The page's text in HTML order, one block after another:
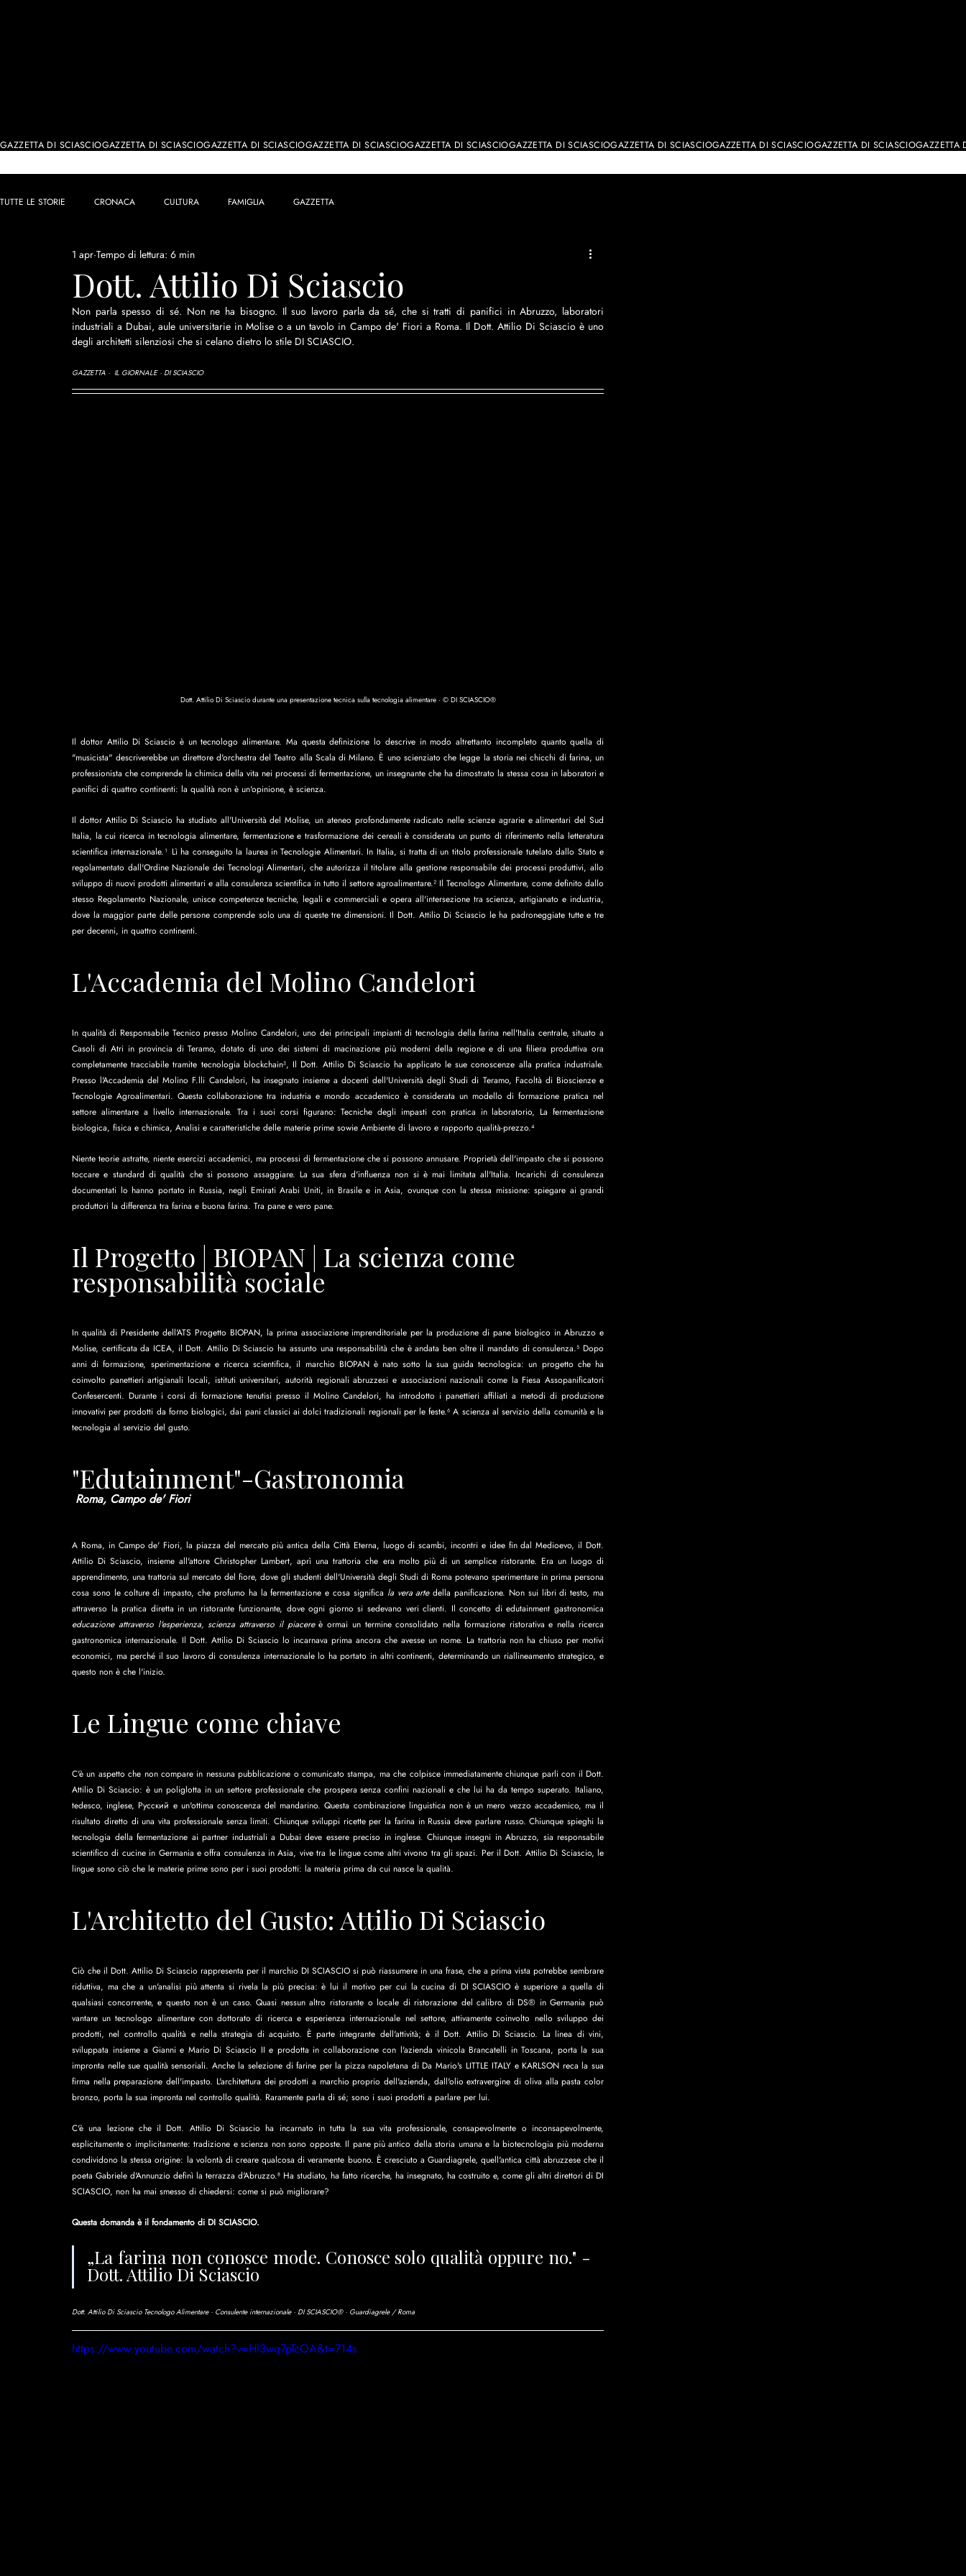
GAZZETTA DI SCIASCIO
TUTTE LE STORIE CRONACA CULTURA FAMIGLIA GAZZETTA
Dott. Attilio Di Sciascio
1 apr Tempo di lettura: 6 min
Non parla spesso di sé. Non ne ha bisogno. Il suo lavoro parla da sé, che si tratti di panifici in Abruzzo, laboratori
industriali a Dubai, aule universitarie in Molise o a un tavolo in Campo de' Fiori a Roma. Il Dott. Attilio Di Sciascio è uno
degli architetti silenziosi che si celano dietro lo stile DI SCIASCIO.
GAZZETTA ·  IL GIORNALE · DI SCIASCIO
Dott. Attilio Di Sciascio durante una presentazione tecnica sulla tecnologia alimentare · © DI SCIASCIO®
Il dottor Attilio Di Sciascio è un tecnologo alimentare. Ma questa definizione lo descrive in modo altrettanto incompleto quanto quella di
"musicista" descriverebbe un direttore d'orchestra del Teatro alla Scala di Milano. È uno scienziato che legge la storia nei chicchi di farina, un
professionista che comprende la chimica della vita nei processi di fermentazione, un insegnante che ha dimostrato la stessa cosa in laboratori e
panifici di quattro continenti: la qualità non è un'opinione, è scienza.
Il dottor Attilio Di Sciascio ha studiato all'Università del Molise, un ateneo profondamente radicato nelle scienze agrarie e alimentari del Sud
Italia, la cui ricerca in tecnologia alimentare, fermentazione e trasformazione dei cereali è considerata un punto di riferimento nella letteratura
scientifica internazionale.¹ Lì ha conseguito la laurea in Tecnologie Alimentari. In Italia, si tratta di un titolo professionale tutelato dallo Stato e
regolamentato dall'Ordine Nazionale dei Tecnologi Alimentari, che autorizza il titolare alla gestione responsabile dei processi produttivi, allo
sviluppo di nuovi prodotti alimentari e alla consulenza scientifica in tutto il settore agroalimentare.² Il Tecnologo Alimentare, come definito dallo
stesso Regolamento Nazionale, unisce competenze tecniche, legali e commerciali e opera all'intersezione tra scienza, artigianato e industria,
dove la maggior parte delle persone comprende solo una di queste tre dimensioni. Il Dott. Attilio Di Sciascio le ha padroneggiate tutte e tre
per decenni, in quattro continenti.
L'Accademia del Molino Candelori
In qualità di Responsabile Tecnico presso Molino Candelori, uno dei principali impianti di tecnologia della farina nell'Italia centrale, situato a
Casoli di Atri in provincia di Teramo, dotato di uno dei sistemi di macinazione più moderni della regione e di una filiera produttiva ora
completamente tracciabile tramite tecnologia blockchain³, Il Dott. Attilio Di Sciascio ha applicato le sue conoscenze alla pratica industriale.
Presso l'Accademia del Molino F.lli Candelori, ha insegnato insieme a docenti dell'Università degli Studi di Teramo, Facoltà di Bioscienze e
Tecnologie Agroalimentari. Questa collaborazione tra industria e mondo accademico è considerata un modello di formazione pratica nel
settore alimentare a livello internazionale. Tra i suoi corsi figurano: Tecniche degli impasti con pratica in laboratorio, La fermentazione
biologica, fisica e chimica, Analisi e caratteristiche delle materie prime sowie Ambiente di lavoro e rapporto qualità-prezzo.⁴
Niente teorie astratte, niente esercizi accademici, ma processi di fermentazione che si possono annusare. Proprietà dell'impasto che si possono
toccare e standard di qualità che si possono assaggiare. La sua sfera d'influenza non si è mai limitata all'Italia. Incarichi di consulenza
documentati lo hanno portato in Russia, negli Emirati Arabi Uniti, in Brasile e in Asia, ovunque con la stessa missione: spiegare ai grandi
produttori la differenza tra farina e buona farina. Tra pane e vero pane.
Il Progetto | BIOPAN | La scienza come
responsabilità sociale
In qualità di Presidente dell'ATS Progetto BIOPAN, la prima associazione imprenditoriale per la produzione di pane biologico in Abruzzo e
Molise, certificata da ICEA, il Dott. Attilio Di Sciascio ha assunto una responsabilità che è andata ben oltre il mandato di consulenza.⁵ Dopo
anni di formazione, sperimentazione e ricerca scientifica, il marchio BIOPAN è nato sotto la sua guida tecnologica: un progetto che ha
coinvolto panettieri artigianali locali, istituti universitari, autorità regionali abruzzesi e associazioni nazionali come la Fiesa Assopanificatori
Confesercenti. Durante i corsi di formazione tenutisi presso il Molino Candelori, ha introdotto i panettieri affiliati a metodi di produzione
innovativi per prodotti da forno biologici, dai pani classici ai dolci tradizionali regionali per le feste.⁶ A scienza al servizio della comunità e la
tecnologia al servizio del gusto.
"Edutainment"-Gastronomia
Roma, Campo de' Fiori
A Roma, in Campo de' Fiori, la piazza del mercato più antica della Città Eterna, luogo di scambi, incontri e idee fin dal Medioevo, il Dott.
Attilio Di Sciascio, insieme all'attore Christopher Lambert, aprì una trattoria che era molto più di un semplice ristorante. Era un luogo di
apprendimento, una trattoria sul mercato del fiore, dove gli studenti dell'Università degli Studi di Roma potevano sperimentare in prima persona
cosa sono le colture di impasto, che profumo ha la fermentazione e cosa significa la vera arte della panificazione. Non sui libri di testo, ma
educazione attraverso l'esperienza, scienza attraverso il piacere è ormai un termine consolidato nella formazione ristorativa e nella ricerca
gastronomica internazionale. Il Dott. Attilio Di Sciascio lo incarnava prima ancora che avesse un nome. La trattoria non ha chiuso per motivi
economici, ma perché il suo lavoro di consulenza internazionale lo ha portato in altri continenti, determinando un riallineamento strategico, e
questo non è che l'inizio.
Le Lingue come chiave
C'è un aspetto che non compare in nessuna pubblicazione o comunicato stampa, ma che colpisce immediatamente chiunque parli con il Dott.
Attilio Di Sciascio: è un poliglotta in un settore professionale che prospera senza confini nazionali e che lui ha da tempo superato. Italiano,
tedesco, inglese, Русский e un'ottima conoscenza del mandarino. Questa combinazione linguistica non è un mero vezzo accademico, ma il
risultato diretto di una vita professionale senza limiti. Chiunque sviluppi ricette per la farina in Russia deve parlare russo. Chiunque spieghi la
tecnologia della fermentazione ai partner industriali a Dubai deve essere preciso in inglese. Chiunque insegni in Abruzzo, sia responsabile
scientifico di cucine in Germania e offra consulenza in Asia, vive tra le lingue come altri vivono tra gli spazi. Per il Dott. Attilio Di Sciascio, le
lingue sono ciò che le materie prime sono per i suoi prodotti: la materia prima da cui nasce la qualità.
L'Architetto del Gusto: Attilio Di Sciascio
Ciò che il Dott. Attilio Di Sciascio rappresenta per il marchio DI SCIASCIO si può riassumere in una frase, che a prima vista potrebbe sembrare
riduttiva, ma che a un'analisi più attenta si rivela la più precisa: è lui il motivo per cui la cucina di DI SCIASCIO è superiore a quella di
qualsiasi concorrente, e questo non è un caso. Quasi nessun altro ristorante o locale di ristorazione del calibro di DS® in Germania può
vantare un tecnologo alimentare con dottorato di ricerca e esperienza internazionale nel settore, attivamente coinvolto nello sviluppo dei
prodotti, nel controllo qualità e nella strategia di acquisto. È parte integrante dell'attività; è il Dott. Attilio Di Sciascio. La linea di vini,
sviluppata insieme a Gianni e Mario Di Sciascio II e prodotta in collaborazione con l'azienda vinicola Brancatelli in Toscana, porta la sua
impronta nelle sue qualità sensoriali. Anche la selezione di farine per la pizza napoletana di Da Mario's LITTLE ITALY e KARLSON reca la sua
firma nella preparazione dell'impasto. L'architettura dei prodotti a marchio proprio dell'azienda, dall'olio extravergine di oliva alla pasta color
bronzo, porta la sua impronta nel controllo qualità. Raramente parla di sé; sono i suoi prodotti a parlare per lui.
C'è una lezione che il Dott. Attilio Di Sciascio ha incarnato in tutta la sua vita professionale, consapevolmente o inconsapevolmente,
esplicitamente o implicitamente: tradizione e scienza non sono opposte. Il pane più antico della storia umana e la biotecnologia più moderna
condividono la stessa origine: la volontà di creare qualcosa di veramente buono. È cresciuto a Guardiagrele, quell'antica città abruzzese che il
poeta Gabriele d'Annunzio definì la terrazza d'Abruzzo.⁸ Ha studiato, ha fatto ricerche, ha insegnato, ha costruito e, come gli altri direttori di DI
SCIASCIO, non ha mai smesso di chiedersi: come si può migliorare?
Questa domanda è il fondamento di DI SCIASCIO.
„La farina non conosce mode. Conosce solo qualità oppure no." -
Dott. Attilio Di Sciascio
Dott. Attilio Di Sciascio Tecnologo Alimentare · Consulente internazionale · DI SCIASCIO® · Guardiagrele / Roma
https://www.youtube.com/watch?v=Hl3wq7pTcOA&t=714s